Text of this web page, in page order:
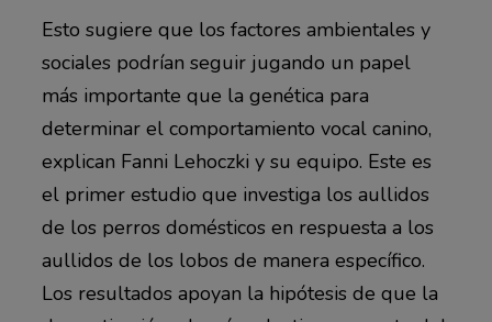
Esto sugiere que los factores ambientales y
sociales podrían seguir jugando un papel
más importante que la genética para
determinar el comportamiento vocal canino,
explican Fanni Lehoczki y su equipo. Este es
el primer estudio que investiga los aullidos
de los perros domésticos en respuesta a los
aullidos de los lobos de manera específico.
Los resultados apoyan la hipótesis de que la